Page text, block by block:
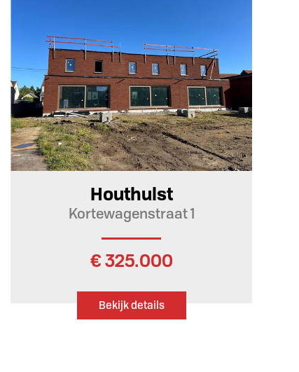
159 m²
Houthulst
Kortewagenstraat 1
€ 325.000
Bekijk details